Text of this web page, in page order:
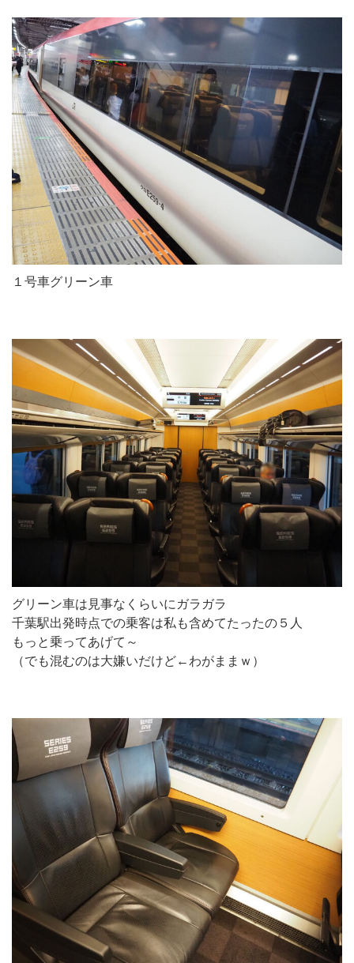
１号車グリーン車
グリーン車は見事なくらいにガラガラ
千葉駅出発時点での乗客は私も含めてたったの５人
もっと乗ってあげて～
（でも混むのは大嫌いだけど←わがままｗ）